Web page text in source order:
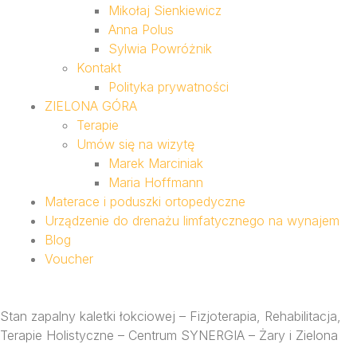
Mikołaj Sienkiewicz
Anna Polus
Sylwia Powróżnik
Kontakt
Polityka prywatności
ZIELONA GÓRA
Terapie
Umów się na wizytę
Marek Marciniak
Maria Hoffmann
Materace i poduszki ortopedyczne
Urządzenie do drenażu limfatycznego na wynajem
Blog
Voucher
Stan zapalny kaletki łokciowej – Fizjoterapia, Rehabilitacja,
Terapie Holistyczne – Centrum SYNERGIA – Żary i Zielona